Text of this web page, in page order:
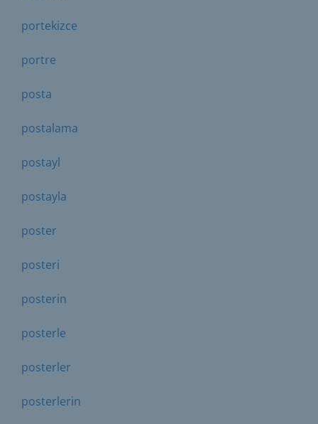
portekizce
portre
posta
postalama
postayl
postayla
poster
posteri
posterin
posterle
posterler
posterlerin